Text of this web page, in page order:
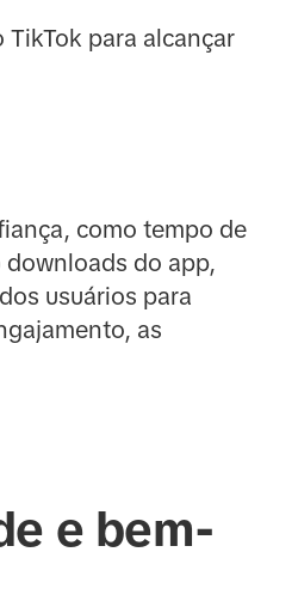
para alcançar
como tempo de
downloads do app,
usuários para
as
e bem-